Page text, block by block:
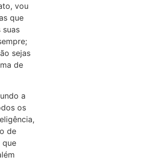
vou
que
suas
sejas
de
a
os
de
que